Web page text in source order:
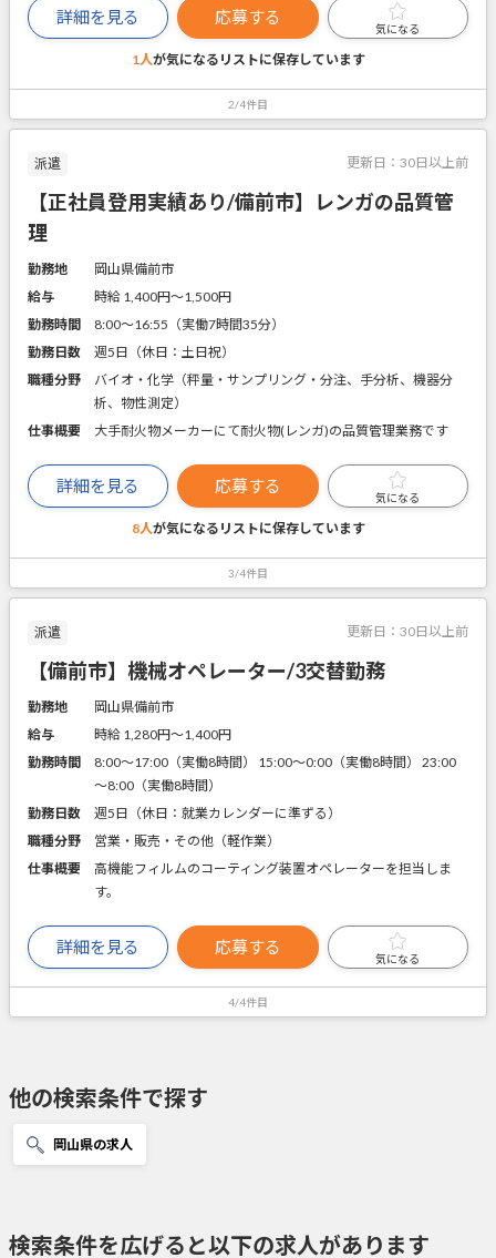
詳細を見る 応募する
気になる
1人が気になるリストに保存しています
2/4件目
派遣 更新日： 30日以上前
【正社員登用実績あり/備前市】レンガの品質管
理
勤務地
岡山県備前市
給与
時給 1,400円〜1,500円
勤務時間
8:00～16:55（実働7時間35分）
勤務日数
週5日（休日：土日祝）
職種分野
バイオ・化学（秤量・サンプリング・分注、手分析、機器分
析、物性測定）
仕事概要
大手耐火物メーカーにて耐火物(レンガ)の品質管理業務です
詳細を見る 応募する
気になる
8人が気になるリストに保存しています
3/4件目
派遣 更新日： 30日以上前
【備前市】機械オペレーター/3交替勤務
勤務地
岡山県備前市
給与
時給 1,280円〜1,400円
勤務時間
8:00～17:00（実働8時間） 15:00～0:00（実働8時間） 23:00
～8:00（実働8時間）
勤務日数
週5日（休日：就業カレンダーに準ずる）
職種分野
営業・販売・その他（軽作業）
仕事概要
高機能フィルムのコーティング装置オペレーターを担当しま
す。
詳細を見る 応募する
気になる
4/4件目
他の検索条件で探す
岡山県の求人
検索条件を広げると以下の求人があります